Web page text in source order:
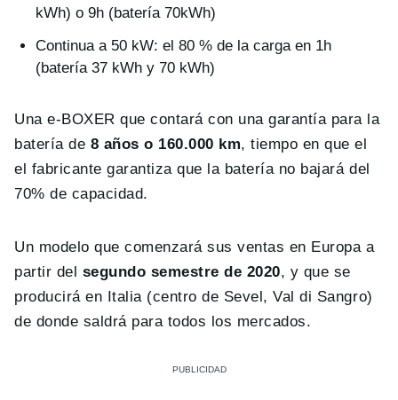
kWh) o 9h (batería 70kWh)
Continua a 50 kW: el 80 % de la carga en 1h
(batería 37 kWh y 70 kWh)
Una e-BOXER que contará con una garantía para la
batería de 8 años o 160.000 km, tiempo en que el
el fabricante garantiza que la batería no bajará del
70% de capacidad.
Un modelo que comenzará sus ventas en Europa a
partir del segundo semestre de 2020, y que se
producirá en Italia (centro de Sevel, Val di Sangro)
de donde saldrá para todos los mercados.